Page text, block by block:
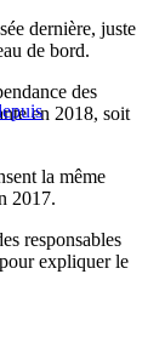
dernière, juste
de bord.
des
en 2018, soit
la même
2017.
responsables
expliquer le